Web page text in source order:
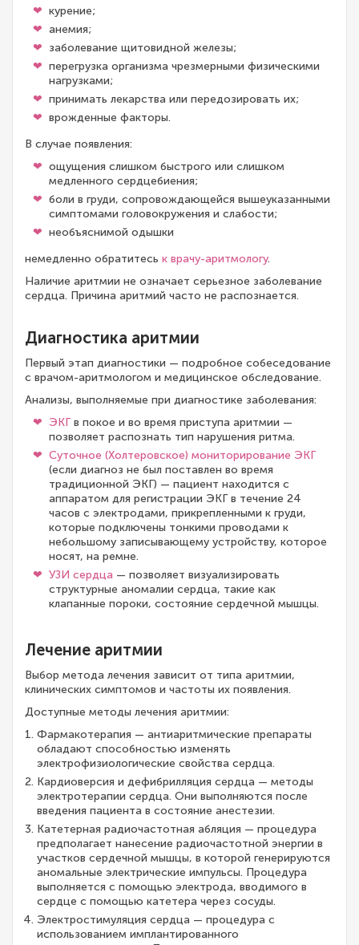
курение;
анемия;
заболевание щитовидной железы;
перегрузка организма чрезмерными физическими
нагрузками;
принимать лекарства или передозировать их;
врожденные факторы.
В случае появления:
ощущения слишком быстрого или слишком
медленного сердцебиения;
боли в груди, сопровождающейся вышеуказанными
симптомами головокружения и слабости;
необъяснимой одышки
немедленно обратитесь к врачу-аритмологу.
Наличие аритмии не означает серьезное заболевание
сердца. Причина аритмий часто не распознается.
Диагностика аритмии
Первый этап диагностики — подробное собеседование
с врачом-аритмологом и медицинское обследование.
Анализы, выполняемые при диагностике заболевания:
ЭКГв покое и во время приступа аритмии —
позволяет распознать тип нарушения ритма.
Суточное (Холтеровское) мониторирование ЭКГ
(если диагноз не был поставлен во время
традиционной ЭКГ) — пациент находится с
аппаратом для регистрации ЭКГ в течение 24
часов с электродами, прикрепленными к груди,
которые подключены тонкими проводами к
небольшому записывающему устройству, которое
носят, на ремне.
УЗИ сердца — позволяет визуализировать
структурные аномалии сердца, такие как
клапанные пороки, состояние сердечной мышцы.
Лечение аритмии
Выбор метода лечения зависит от типа аритмии,
клинических симптомов и частоты их появления.
Доступные методы лечения аритмии:
Фармакотерапия — антиаритмические препараты
обладают способностью изменять
электрофизиологические свойства сердца.
Кардиоверсия и дефибрилляция сердца — методы
электротерапии сердца. Они выполняются после
введения пациента в состояние анестезии.
Катетерная радиочастотная абляция — процедура
предполагает нанесение радиочастотной энергии в
участков сердечной мышцы, в которой генерируются
аномальные электрические импульсы. Процедура
выполняется с помощью электрода, вводимого в
сердце с помощью катетера через сосуды.
Электростимуляция сердца — процедура с
использованием имплантированного